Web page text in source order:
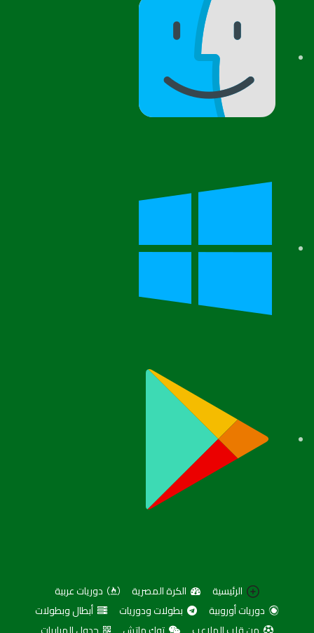
الرئيسية الكرة المصرية
دوريات عربية
دوريات أوروبية
بطولات ودوريات
أبطال وبطولات